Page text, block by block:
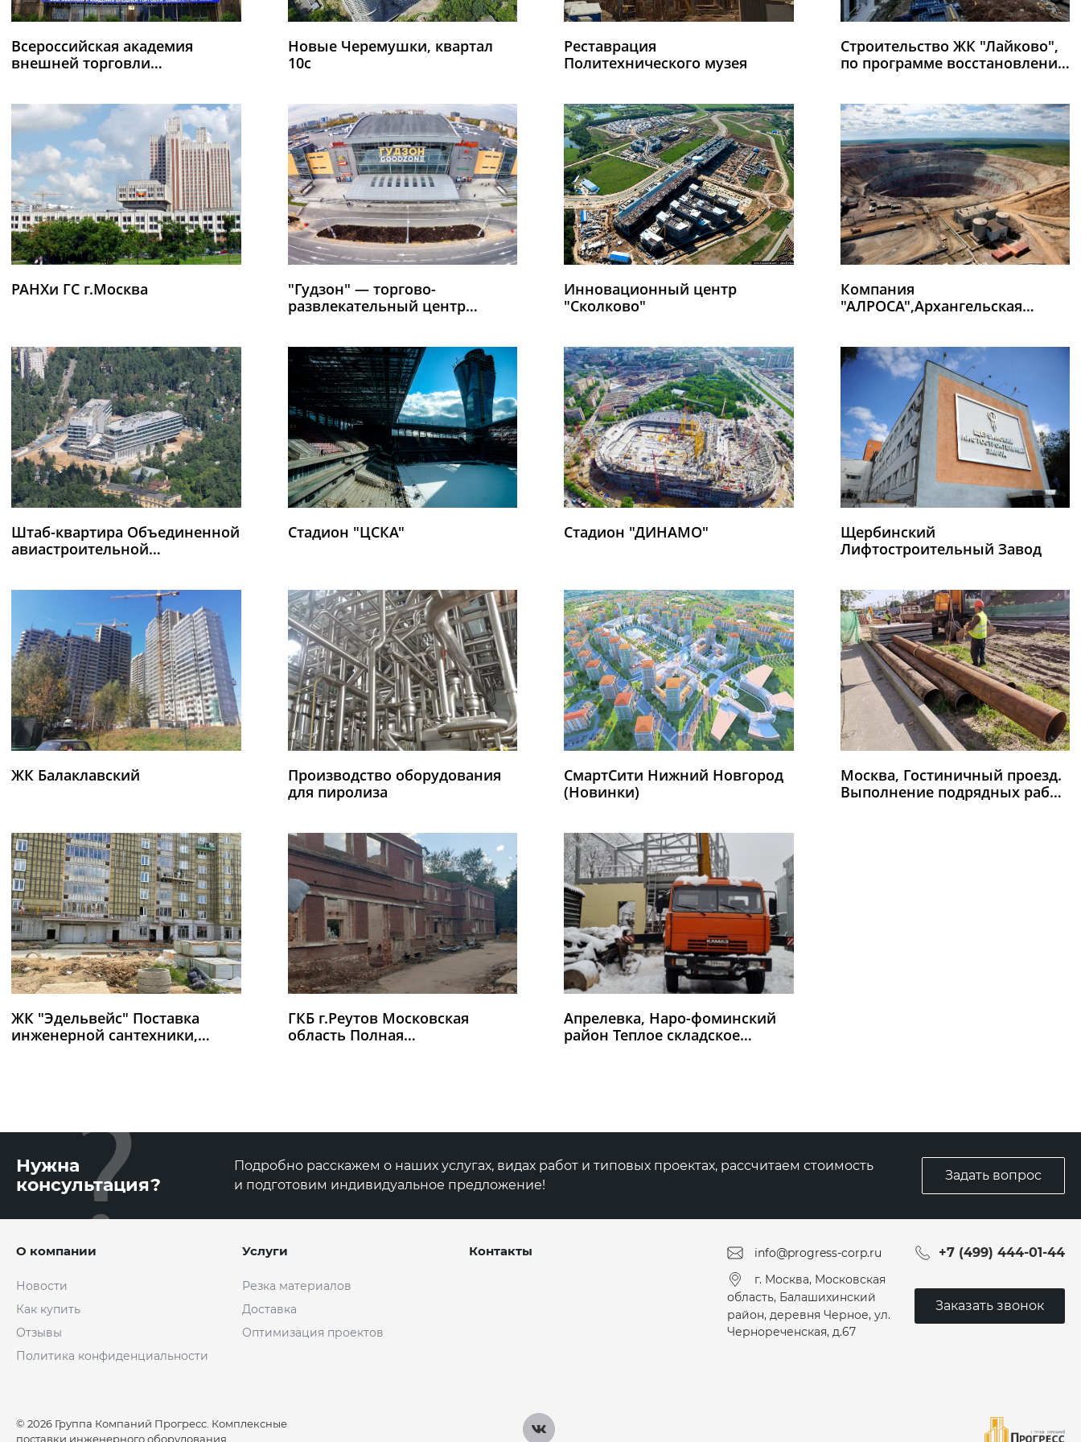
Всероссийская академия
внешней торговли
Федерации
Новые Черемушки, квартал
10с
Реставрация
Политехнического музея
Строительство ЖК "Лайково",
по программе восстановления
многоквартирных домах ГК
«Урбан-групп»
РАНХи ГС г.Москва
"Гудзон" — торгово-
развлекательный центр
Инновационный центр
"Сколково"
Компания
"АЛРОСА",Архангельская
Штаб-квартира Объединенной
авиастроительной
Стадион "ЦСКА" Стадион "ДИНАМО"
Щербинский
Лифтостроительный Завод
ЖК Балаклавский
Производство оборудования
для пиролиза
СмартСити Нижний Новгород
(Новинки)
Москва, Гостиничный проезд.
Выполнение подрядных работ
ЖК "Эдельвейс" Поставка
инженерной сантехники,
ГКБ г.Реутов Московская
область Полная
Апрелевка, Наро-фоминский
район Теплое складское
Нужна
консультация?
Подробно расскажем о наших услугах, видах работ и типовых проектах, рассчитаем стоимость
и подготовим индивидуальное предложение!
Задать вопрос
О компании
Новости
Как купить
Отзывы
Политика конфиденциальности
Услуги
Резка материалов
Доставка
Оптимизация проектов
Контакты info@progress-corp.ru +7 (499) 444-01-44
г. Москва, Московская
область, Балашихинский
район, деревня Черное, ул.
Чернореченская, д.67
Заказать звонок
© 2026 Группа Компаний Прогресс. Комплексные
поставки инженерного оборудования.